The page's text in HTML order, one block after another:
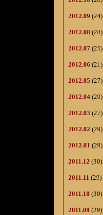
2012.09 (24)
2012.08 (28)
2012.07 (25)
2012.06 (21)
2012.05 (27)
2012.04 (29)
2012.03 (27)
2012.02 (29)
2012.01 (29)
2011.12 (30)
2011.11 (29)
2011.10 (30)
2011.09 (29)